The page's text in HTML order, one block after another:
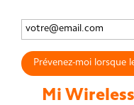
Prévenez-moi lorsque
Mi